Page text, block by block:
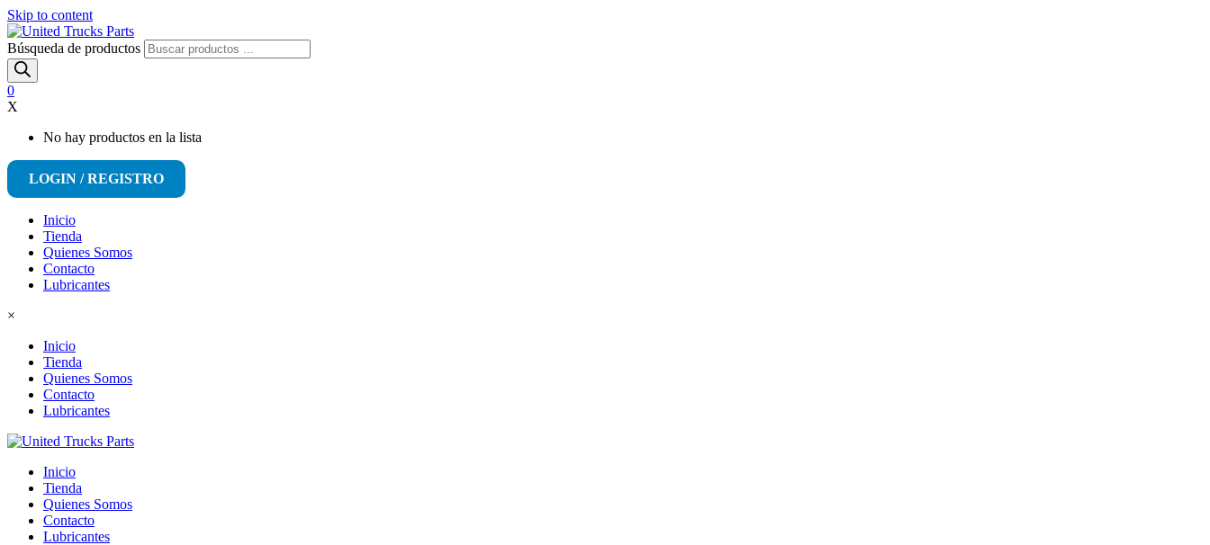
Skip to content
Búsqueda de productos
0
X
No hay productos en la lista
LOGIN / REGISTRO
Inicio
Tienda
Quienes Somos
Contacto
Lubricantes
×
Inicio
Tienda
Quienes Somos
Contacto
Lubricantes
Inicio
Tienda
Quienes Somos
Contacto
Lubricantes